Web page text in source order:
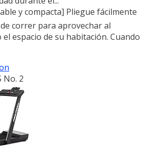
y compacta] Pliegue fácilmente
correr para aprovechar al
el espacio de su habitación. Cuando
No. 2